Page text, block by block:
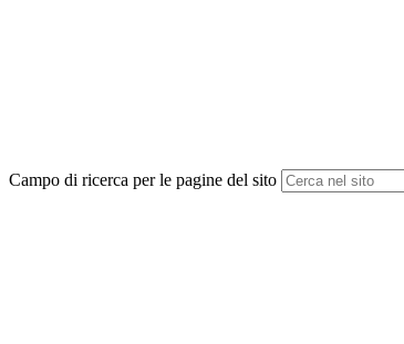
Campo di ricerca per le pagine del sito